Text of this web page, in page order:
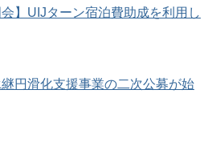
会】UIJターン宿泊費助成を利用し
円滑化支援事業の二次公募が始